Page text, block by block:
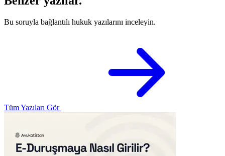
Bu soruyla bağlantılı hukuk yazılarını inceleyin.
Tüm Yazıları Gör